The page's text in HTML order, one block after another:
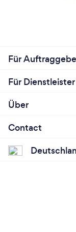
Für
Für Dienstleister
Über
Contact